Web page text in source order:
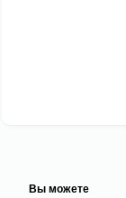
Вы можете